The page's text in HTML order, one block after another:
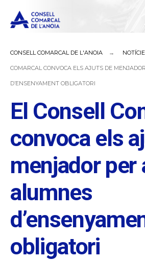
CONSELL COMARCAL DE L'ANOIA
COMARCAL CONVOCA ELS AJUTS DE
D’ENSENYAMENT OBLIGATORI
El Consell
convoca els
menjador per
alumnes
obligatori